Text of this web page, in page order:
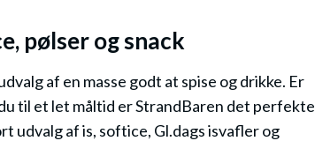
pølser og snack
af en masse godt at spise og drikke. Er
til et let måltid er StrandBaren det perfekte
udvalg af is, softice, Gl.dags isvafler og